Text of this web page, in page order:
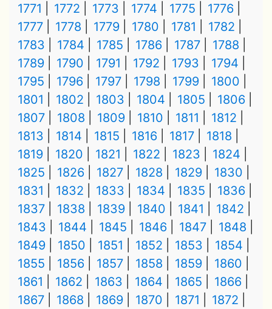
1771
1772 1773 1774 1775
1776
1777
1778 1779 1780 1781
1782
1783
1784 1785 1786 1787
1788
1789
1790 1791 1792 1793
1794
1795
1796 1797 1798 1799
1800
1801
1802 1803 1804 1805
1806
1807
1808 1809 1810 1811
1812
1813
1814 1815 1816 1817
1818
1819
1820 1821 1822 1823
1824
1825
1826 1827 1828 1829
1830
1831
1832 1833 1834 1835
1836
1837
1838 1839 1840 1841
1842
1843
1844 1845 1846 1847
1848
1849
1850 1851 1852 1853
1854
1855
1856 1857 1858 1859
1860
1861
1862 1863 1864 1865
1866
1867
1868 1869 1870 1871
1872